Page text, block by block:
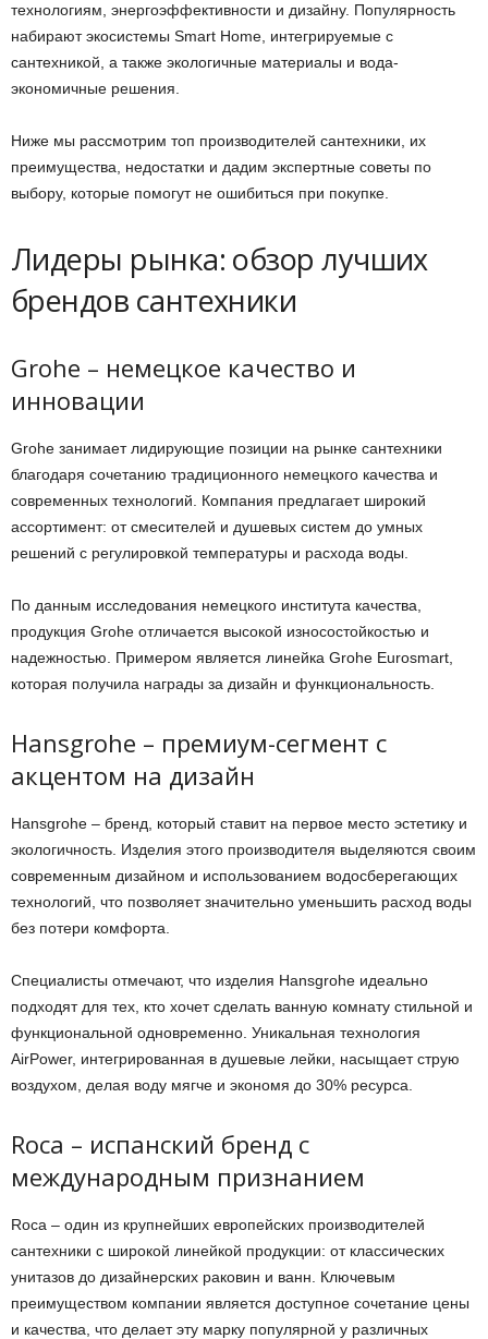
технологиям, энергоэффективности и дизайну. Популярность
набирают экосистемы Smart Home, интегрируемые с
сантехникой, а также экологичные материалы и вода-
экономичные решения.
Ниже мы рассмотрим топ производителей сантехники, их
преимущества, недостатки и дадим экспертные советы по
выбору, которые помогут не ошибиться при покупке.
Лидеры рынка: обзор лучших
брендов сантехники
Grohe – немецкое качество и
инновации
Grohe занимает лидирующие позиции на рынке сантехники
благодаря сочетанию традиционного немецкого качества и
современных технологий. Компания предлагает широкий
ассортимент: от смесителей и душевых систем до умных
решений с регулировкой температуры и расхода воды.
По данным исследования немецкого института качества,
продукция Grohe отличается высокой износостойкостью и
надежностью. Примером является линейка Grohe Eurosmart,
которая получила награды за дизайн и функциональность.
Hansgrohe – премиум-сегмент с
акцентом на дизайн
Hansgrohe – бренд, который ставит на первое место эстетику и
экологичность. Изделия этого производителя выделяются своим
современным дизайном и использованием водосберегающих
технологий, что позволяет значительно уменьшить расход воды
без потери комфорта.
Специалисты отмечают, что изделия Hansgrohe идеально
подходят для тех, кто хочет сделать ванную комнату стильной и
функциональной одновременно. Уникальная технология
AirPower, интегрированная в душевые лейки, насыщает струю
воздухом, делая воду мягче и экономя до 30% ресурса.
Roca – испанский бренд с
международным признанием
Roca – один из крупнейших европейских производителей
сантехники с широкой линейкой продукции: от классических
унитазов до дизайнерских раковин и ванн. Ключевым
преимуществом компании является доступное сочетание цены
и качества, что делает эту марку популярной у различных